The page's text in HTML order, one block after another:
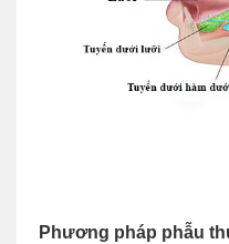
Phương pháp phẫu